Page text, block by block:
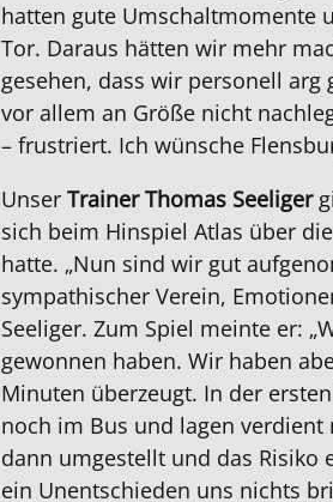
hatten gute Umschaltmomente
Tor. Daraus hätten wir mehr
gesehen, dass wir personell
vor allem an Größe nicht
– frustriert. Ich wünsche
Unser Trainer Thomas Seeliger
sich beim Hinspiel Atlas über
hatte. „Nun sind wir gut
sympathischer Verein,
Seeliger. Zum Spiel meinte er:
gewonnen haben. Wir haben
Minuten überzeugt. In der
noch im Bus und lagen verdient
dann umgestellt und das Risiko
ein Unentschieden uns nichts